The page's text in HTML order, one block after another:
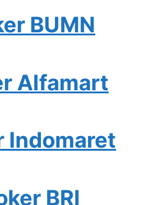
BUMN
Alfamart
Indomaret
BRI